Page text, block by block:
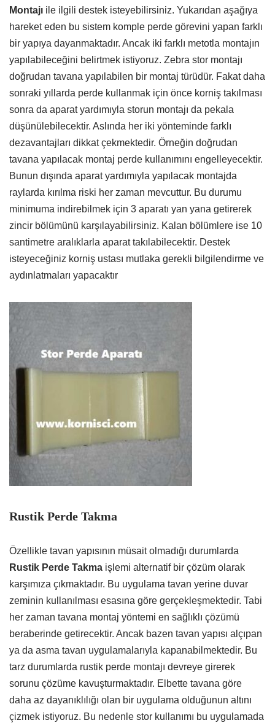
Montajı ile ilgili destek isteyebilirsiniz. Yukarıdan aşağıya
hareket eden bu sistem komple perde görevini yapan farklı
bir yapıya dayanmaktadır. Ancak iki farklı metotla montajın
yapılabileceğini belirtmek istiyoruz. Zebra stor montajı
doğrudan tavana yapılabilen bir montaj türüdür. Fakat daha
sonraki yıllarda perde kullanmak için önce korniş takılması
sonra da aparat yardımıyla storun montajı da pekala
düşünülebilecektir. Aslında her iki yönteminde farklı
dezavantajları dikkat çekmektedir. Örneğin doğrudan
tavana yapılacak montaj perde kullanımını engelleyecektir.
Bunun dışında aparat yardımıyla yapılacak montajda
raylarda kırılma riski her zaman mevcuttur. Bu durumu
minimuma indirebilmek için 3 aparatı yan yana getirerek
zincir bölümünü karşılayabilirsiniz. Kalan bölümlere ise 10
santimetre aralıklarla aparat takılabilecektir. Destek
isteyeceğiniz korniş ustası mutlaka gerekli bilgilendirme ve
aydınlatmaları yapacaktır
Rustik Perde Takma
Özellikle tavan yapısının müsait olmadığı durumlarda
Rustik Perde Takma işlemi alternatif bir çözüm olarak
karşımıza çıkmaktadır. Bu uygulama tavan yerine duvar
zeminin kullanılması esasına göre gerçekleşmektedir. Tabi
her zaman tavana montaj yöntemi en sağlıklı çözümü
beraberinde getirecektir. Ancak bazen tavan yapısı alçıpan
ya da asma tavan uygulamalarıyla kapanabilmektedir. Bu
tarz durumlarda rustik perde montajı devreye girerek
sorunu çözüme kavuşturmaktadır. Elbette tavana göre
daha az dayanıklılığı olan bir uygulama olduğunun altını
çizmek istiyoruz. Bu nedenle stor kullanımı bu uygulamada